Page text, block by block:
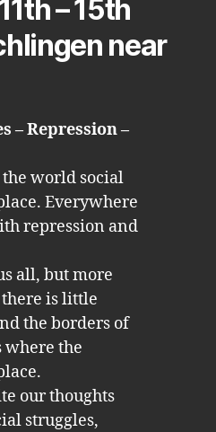
– 15th
near
– Repression –
world social
Everywhere
repression and
all, but more
is little
the borders of
where the
our thoughts
struggles,